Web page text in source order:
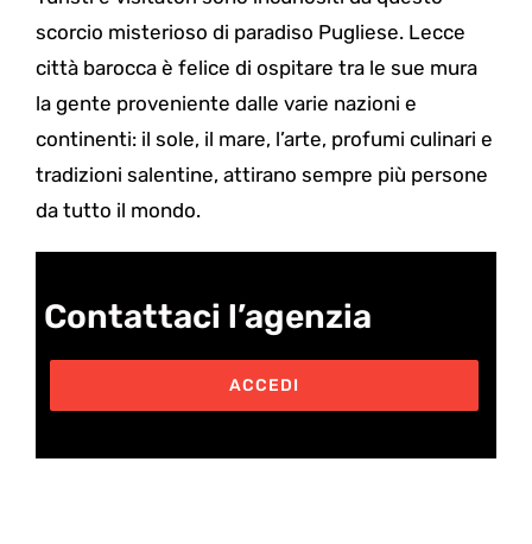
scorcio misterioso di paradiso Pugliese. Lecce
città barocca è felice di ospitare tra le sue mura
la gente proveniente dalle varie nazioni e
continenti: il sole, il mare, l’arte, profumi culinari e
tradizioni salentine, attirano sempre più persone
da tutto il mondo.
Contattaci l’agenzia
ACCEDI